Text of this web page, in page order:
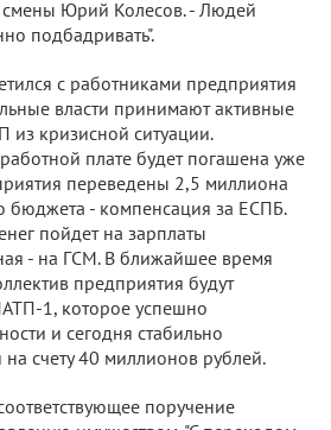
смены Юрий Колесов. - Людей
подбадривать".
с работниками предприятия
власти принимают активные
кризисной ситуации.
плате будет погашена уже
переведены 2,5 миллиона
бюджета - компенсация за ЕСПБ.
пойдет на зарплаты
- на ГСМ. В ближайшее время
предприятия будут
1, которое успешно
и сегодня стабильно
счету 40 миллионов рублей.
поручение